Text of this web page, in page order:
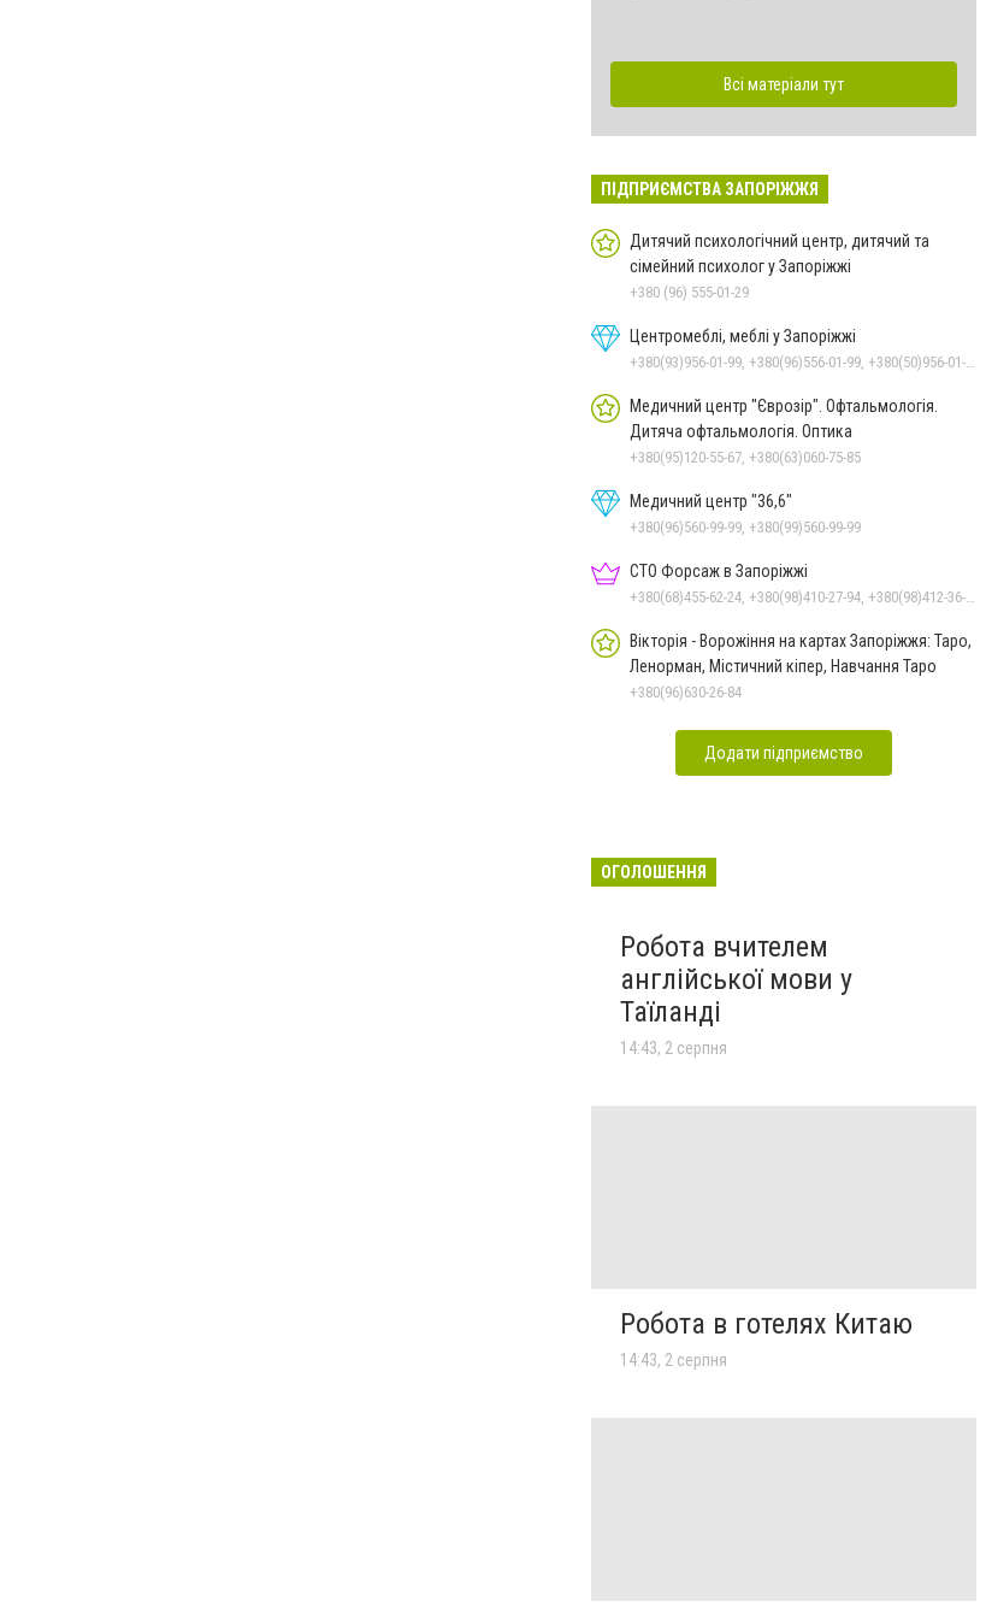
Всі матеріали тут
ПІДПРИЄМСТВА ЗАПОРІЖЖЯ
Дитячий психологічний центр, дитячий та
сімейний психолог у Запоріжжі
+380 (96) 555-01-29
Центромеблі, меблі у Запоріжжі
Медичний центр "Єврозір". Офтальмологія.
Дитяча офтальмологія. Оптика
+380(95)120-55-67, +380(63)060-75-85
Медичний центр "36,6"
+380(96)560-99-99, +380(99)560-99-99
СТО Форсаж в Запоріжжі
Вікторія - Ворожіння на картах Запоріжжя: Таро,
Ленорман, Містичний кіпер, Навчання Таро
+380(96)630-26-84
Додати підприємство
ОГОЛОШЕННЯ
Робота вчителем
англійської мови у
Таїланді
14:43, 2 серпня
Робота в готелях Китаю
14:43, 2 серпня